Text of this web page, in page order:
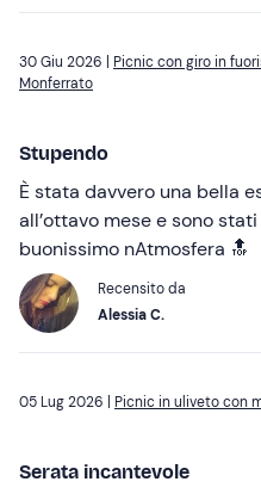
30 Giu 2026 | Picnic con giro in
Monferrato
Stupendo
È stata davvero una bella
all’ottavo mese e sono
buonissimo nAtmosfera 🔝
Recensito da
Alessia C.
05 Lug 2026 | Picnic in uliveto con
Serata incantevole